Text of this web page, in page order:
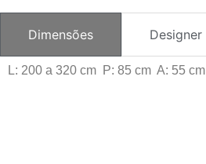
Dimensões Designer
L: 200 a 320 cm P: 85 cm A: 55 cm